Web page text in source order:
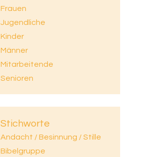
Frauen
Jugendliche
Kinder
Männer
Mitarbeitende
Senioren
Stichworte
Andacht / Besinnung / Stille
Bibelgruppe